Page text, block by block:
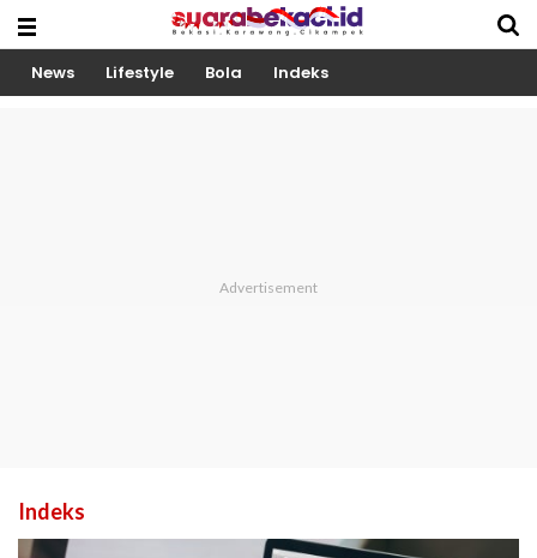
News Lifestyle Bola Indeks
Indeks